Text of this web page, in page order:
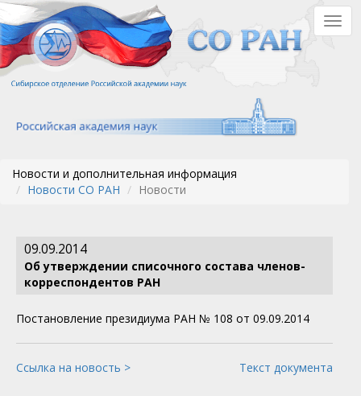
Перейти
к
основному
содержанию
Новости и дополнительная информация
Новости СО РАН
Новости
09.09.2014
Об утверждении списочного состава членов-
корреспондентов РАН
Постановление президиума РАН № 108 от 09.09.2014
Ссылка на новость > Текст документа